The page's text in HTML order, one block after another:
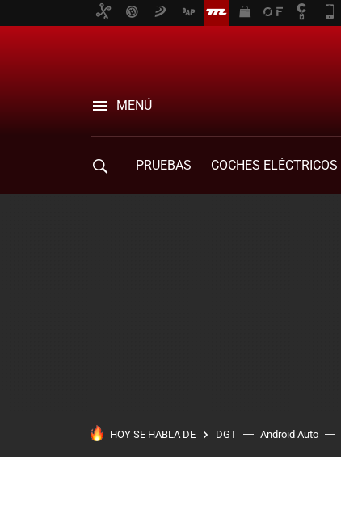
MENÚ
PRUEBAS COCHES ELÉCTRICOS
HOY SE HABLA DE DGT Android Auto